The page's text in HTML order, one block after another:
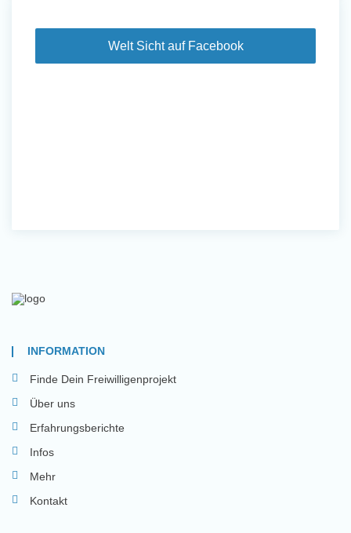
Welt Sicht auf Facebook
INFORMATION
Finde Dein Freiwilligenprojekt
Über uns
Erfahrungsberichte
Infos
Mehr
Kontakt